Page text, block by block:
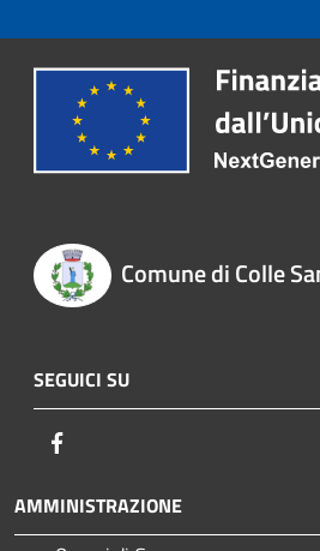
Comune di Colle
SEGUICI SU
AMMINISTRAZIONE